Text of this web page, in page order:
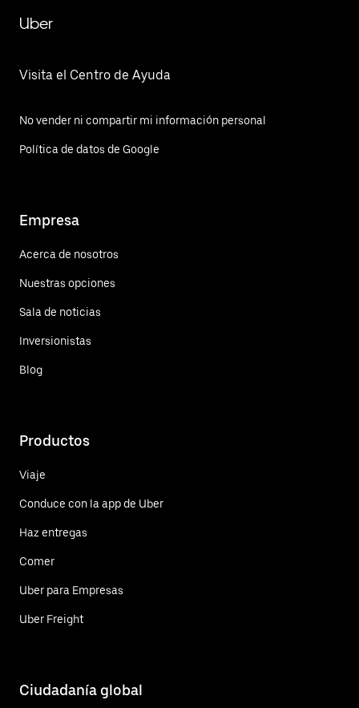
Uber
Visita el Centro de Ayuda
No vender ni compartir mi información personal
Política de datos de Google
Empresa
Acerca de nosotros
Nuestras opciones
Sala de noticias
Inversionistas
Blog
Productos
Viaje
Conduce con la app de Uber
Haz entregas
Comer
Uber para Empresas
Uber Freight
Ciudadanía global